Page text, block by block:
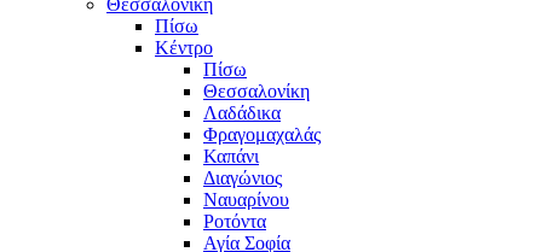
Θεσσαλονίκη
Πίσω
Κέντρο
Πίσω
Θεσσαλονίκη
Λαδάδικα
Φραγομαχαλάς
Καπάνι
Διαγώνιος
Ναυαρίνου
Ροτόντα
Αγία Σοφία